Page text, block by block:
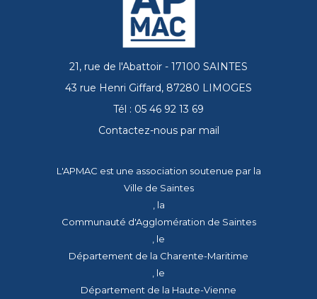
21, rue de l'Abattoir - 17100 SAINTES
43 rue Henri Giffard, 87280 LIMOGES
Tél : 05 46 92 13 69
Contactez-nous par mail
L'APMAC est une association soutenue par la
Ville de Saintes
, la
Communauté d'Agglomération de Saintes
, le
Département de la Charente-Maritime
, le
Département de la Haute-Vienne